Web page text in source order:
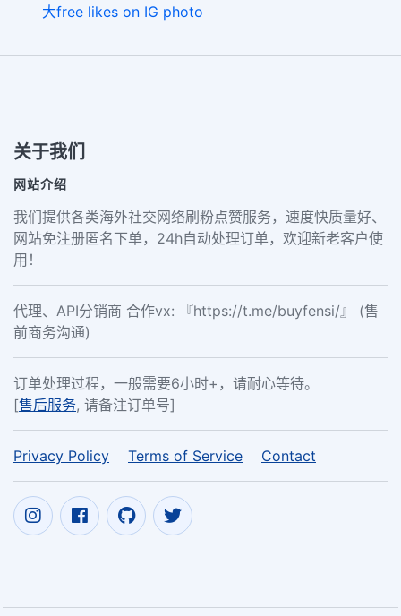
大free likes on IG photo
关于我们
网站介绍
我们提供各类海外社交网络刷粉点赞服务，速度快质量好、
网站免注册匿名下单，24h自动处理订单，欢迎新老客户使
用！
代理、API分销商 合作vx: 『https://t.me/buyfensi/』 (售
前商务沟通)
订单处理过程，一般需要6小时+，请耐心等待。
[售后服务, 请备注订单号]
Privacy Policy Terms of Service Contact